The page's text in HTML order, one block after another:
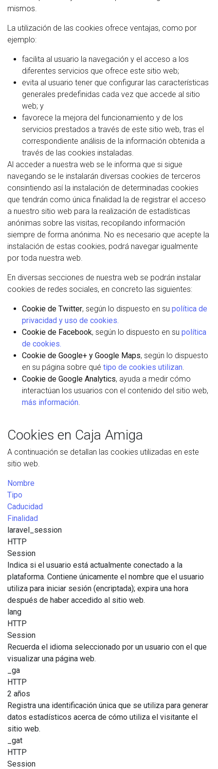
mismos.
La utilización de las cookies ofrece ventajas, como por
ejemplo:
facilita al usuario la navegación y el acceso a los
diferentes servicios que ofrece este sitio web;
evita al usuario tener que configurar las características
generales predefinidas cada vez que accede al sitio
web; y
favorece la mejora del funcionamiento y de los
servicios prestados a través de este sitio web, tras el
correspondiente análisis de la información obtenida a
través de las cookies instaladas.
Al acceder a nuestra web se le informa que si sigue
navegando se le instalarán diversas cookies de terceros
consintiendo así la instalación de determinadas cookies
que tendrán como única finalidad la de registrar el acceso
a nuestro sitio web para la realización de estadísticas
anónimas sobre las visitas, recopilando información
siempre de forma anónima. No es necesario que acepte la
instalación de estas cookies, podrá navegar igualmente
por toda nuestra web.
En diversas secciones de nuestra web se podrán instalar
cookies de redes sociales, en concreto las siguientes:
Cookie de Twitter, según lo dispuesto en su política de
privacidad y uso de cookies.
Cookie de Facebook, según lo dispuesto en su política
de cookies.
Cookie de Google+ y Google Maps, según lo dispuesto
en su página sobre qué tipo de cookies utilizan.
Cookie de Google Analytics, ayuda a medir cómo
interactúan los usuarios con el contenido del sitio web,
más información.
Cookies en Caja Amiga
A continuación se detallan las cookies utilizadas en este
sitio web.
Nombre
Tipo
Caducidad
Finalidad
laravel_session
HTTP
Session
Indica si el usuario está actualmente conectado a la
plataforma. Contiene únicamente el nombre que el usuario
utiliza para iniciar sesión (encriptada); expira una hora
después de haber accedido al sitio web.
lang
HTTP
Session
Recuerda el idioma seleccionado por un usuario con el que
visualizar una página web.
_ga
HTTP
2 años
Registra una identificación única que se utiliza para generar
datos estadísticos acerca de cómo utiliza el visitante el
sitio web.
_gat
HTTP
Session